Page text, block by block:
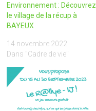
Environnement : Découvrez
le village de la récup à
BAYEUX
14 novembre 2022
Dans "Cadre de vie"